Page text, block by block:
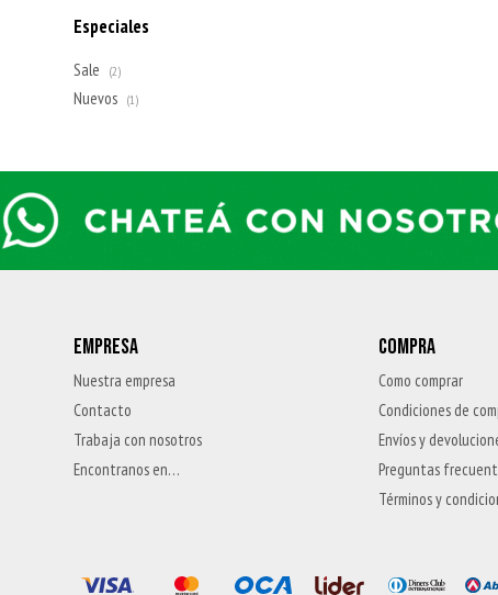
Especiales
Sale (2)
Nuevos (1)
EMPRESA
Nuestra empresa
Contacto
Trabaja con nosotros
Encontranos en…
COMPRA
Como comprar
Condiciones de
Envíos y
Preguntas
Términos y